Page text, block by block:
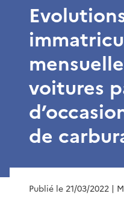
voitures
de
Publié le 21/03/2022 |